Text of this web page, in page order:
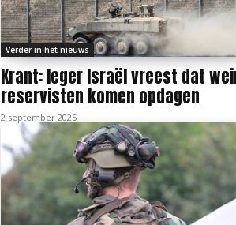
Verder in het nieuws
Krant: leger Israël vreest dat
reservisten komen opdagen
2 september 2025